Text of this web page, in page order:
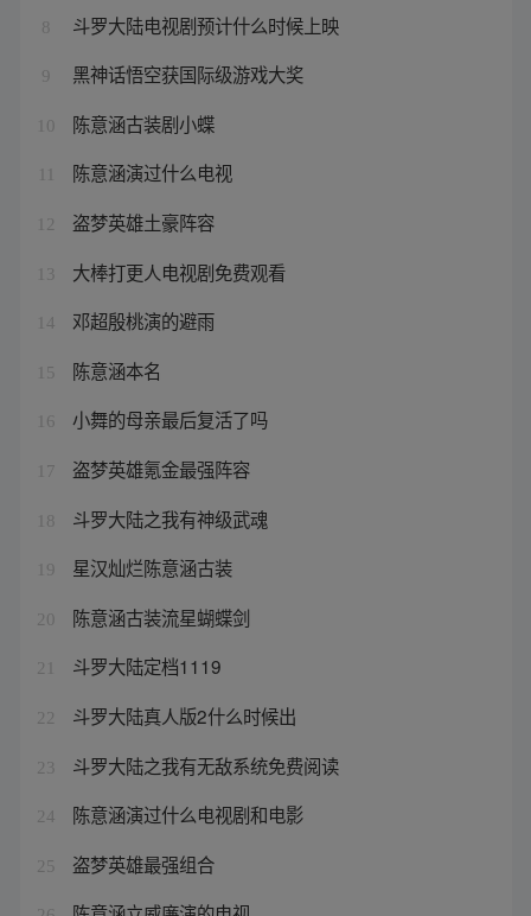
8 斗罗大陆电视剧预计什么时候上映
9 黑神话悟空获国际级游戏大奖
10 陈意涵古装剧小蝶
陈意涵演过什么电视
12 盗梦英雄土豪阵容
13 大棒打更人电视剧免费观看
14 邓超殷桃演的避雨
15 陈意涵本名
16 小舞的母亲最后复活了吗
17 盗梦英雄氪金最强阵容
18 斗罗大陆之我有神级武魂
19 星汉灿烂陈意涵古装
20 陈意涵古装流星蝴蝶剑
21 斗罗大陆定档1119
22 斗罗大陆真人版2什么时候出
23 斗罗大陆之我有无敌系统免费阅读
24 陈意涵演过什么电视剧和电影
25 盗梦英雄最强组合